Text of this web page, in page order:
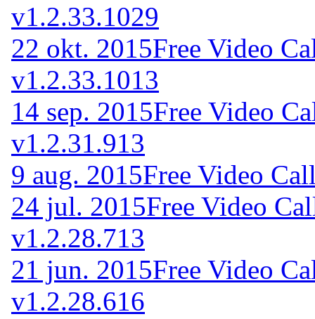
v1.2.33.1029
22 okt. 2015Free Video
v1.2.33.1013
14 sep. 2015Free Video
v1.2.31.913
9 aug. 2015Free Video
24 jul. 2015Free Video
v1.2.28.713
21 jun. 2015Free Video
v1.2.28.616